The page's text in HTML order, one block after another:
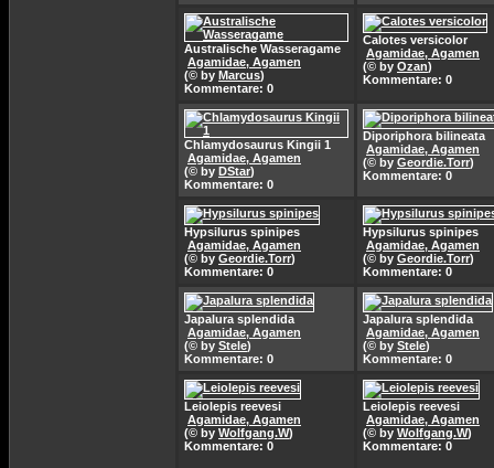
Australische Wasseragame
Agamidae, Agamen
(© by Marcus)
Kommentare: 0
Calotes versicolor
Agamidae, Agamen
(© by Ozan)
Kommentare: 0
Chlamydosaurus Kingii 1
Agamidae, Agamen
(© by DStar)
Kommentare: 0
Diporiphora bilineata
Agamidae, Agamen
(© by Geordie.Torr)
Kommentare: 0
Hypsilurus spinipes
Agamidae, Agamen
(© by Geordie.Torr)
Kommentare: 0
Hypsilurus spinipes
Agamidae, Agamen
(© by Geordie.Torr)
Kommentare: 0
Japalura splendida
Agamidae, Agamen
(© by Stele)
Kommentare: 0
Japalura splendida
Agamidae, Agamen
(© by Stele)
Kommentare: 0
Leiolepis reevesi
Agamidae, Agamen
(© by Wolfgang.W)
Kommentare: 0
Leiolepis reevesi
Agamidae, Agamen
(© by Wolfgang.W)
Kommentare: 0